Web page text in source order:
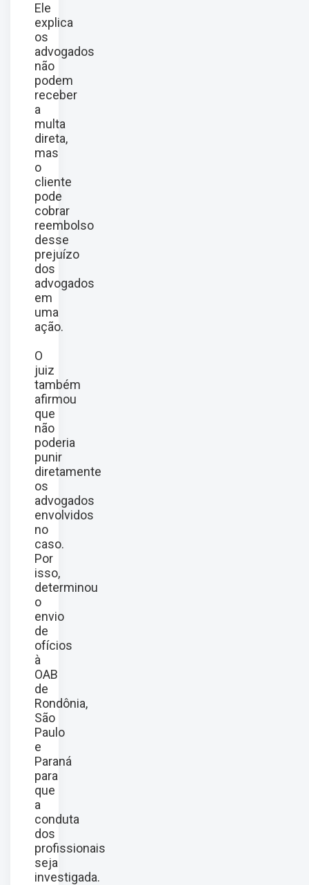
Ele
explica
os
advogados
não
podem
receber
a
multa
direta,
mas
o
cliente
pode
cobrar
reembolso
desse
prejuízo
dos
advogados
em
uma
ação.
O
juiz
também
afirmou
que
não
poderia
punir
diretamente
os
advogados
envolvidos
no
caso.
Por
isso,
determinou
o
envio
de
ofícios
à
OAB
de
Rondônia,
São
Paulo
e
Paraná
para
que
a
conduta
dos
profissionais
seja
investigada.